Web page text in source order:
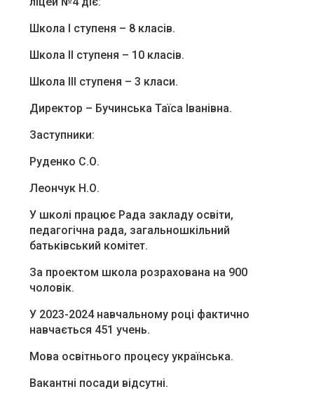
Школа І ступеня – 8 класів.
Школа ІІ ступеня – 10 класів.
Школа ІІІ ступеня – 3 класи.
Директор – Бучинська Таїса Іванівна.
Заступники:
Руденко С.О.
Леончук Н.О.
У школі працює Рада закладу освіти,
педагогічна рада, загальношкільний
батьківський комітет.
За проектом школа розрахована на 900
чоловік.
У 2023-2024 навчальному році фактично
навчається 451 учень.
Мова освітнього процесу українська.
Вакантні посади відсутні.